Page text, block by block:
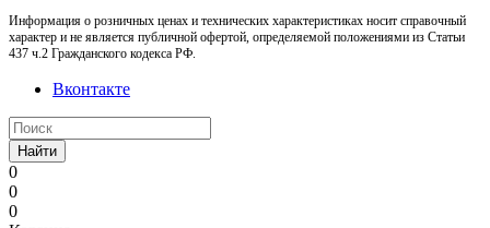
Информация о розничных ценах и технических характеристиках носит справочный
характер и не является публичной офертой, определяемой положениями из Статьи
437 ч.2 Гражданского кодекса РФ.
Вконтакте
Найти
0
0
0